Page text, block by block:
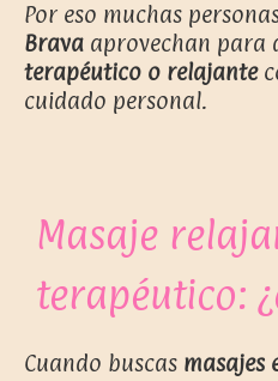
Por eso muchas
Brava aprovechan para
terapéutico o relajante
cuidado personal.
Masaje
terapéutico:
Cuando buscas masajes